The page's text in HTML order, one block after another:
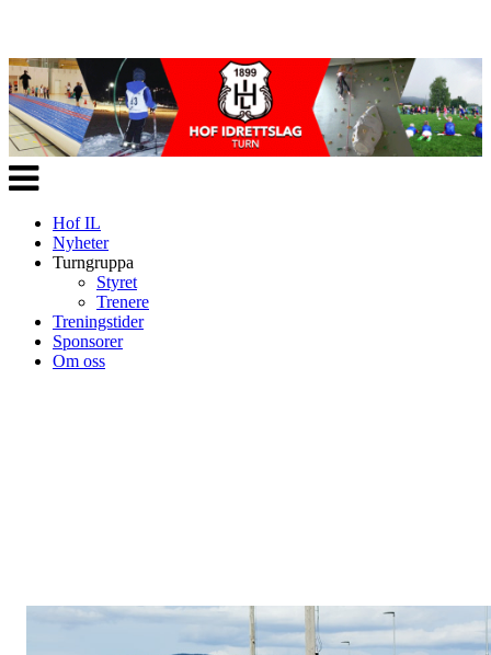
Veksle
navigasjon
Hof IL
Nyheter
Turngruppa
Styret
Trenere
Treningstider
Sponsorer
Om oss